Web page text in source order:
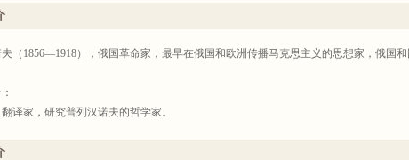
（1856—1918），俄国革命家，最早在俄国和欧洲传播马克思主义的思想家，俄国
译家，研究普列汉诺夫的哲学家。